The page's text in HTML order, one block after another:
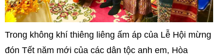
Trong không khí thiêng liêng ấm áp của Lễ Hội mừng
đón Tết năm mới của các dân tộc anh em, Hòa